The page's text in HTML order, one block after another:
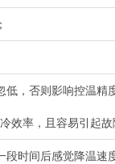
低，否则影响控温
效率，且容易引起
时间后感觉降温